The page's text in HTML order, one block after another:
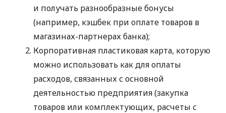
и получать разнообразные бонусы
(например, кэшбек при оплате товаров в
магазинах-партнерах банка);
Корпоративная пластиковая карта, которую
можно использовать как для оплаты
расходов, связанных с основной
деятельностью предприятия (закупка
товаров или комплектующих, расчеты с